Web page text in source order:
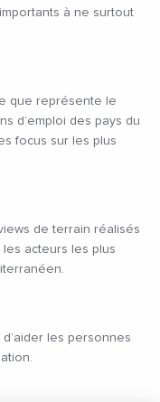
à ne surtout
que représente le
d’emploi des pays du
focus sur les plus
de terrain réalisés
acteurs les plus
les personnes